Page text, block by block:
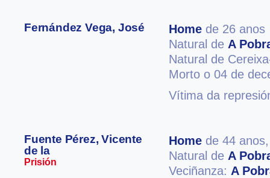
Fernández Vega, José Home de 26 anos
Natural de A
Natural de
Morto o 04 de
Vítima da
Fuente Pérez, Vicente
de la
Prisión
Home de 44
Natural de A
Veciñanza: A